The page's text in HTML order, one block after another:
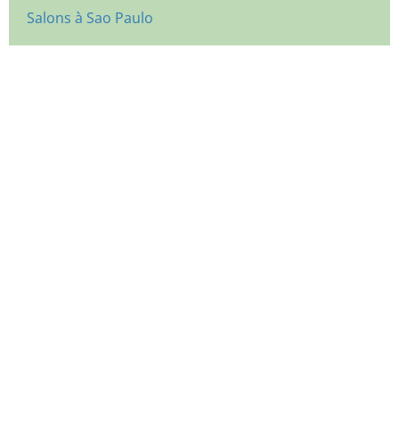
Salons à Sao Paulo